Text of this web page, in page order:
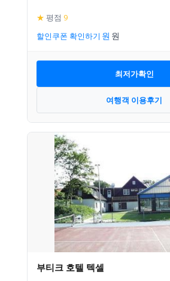
★ 평점 9
할인쿠폰 확인하기
최저가확인
여행객 이용후기
부티크 호텔 텍셀